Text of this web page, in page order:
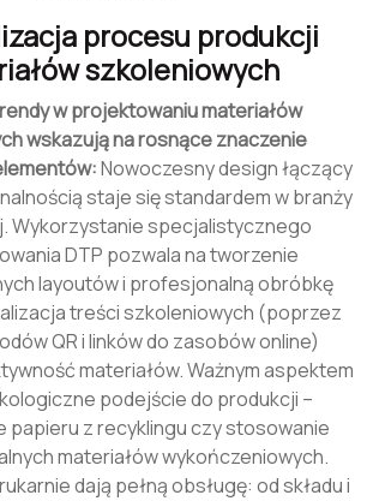
procesu produkcji
szkoleniowych
w projektowaniu materiałów
wskazują na rosnące znaczenie
Nowoczesny design łączący
staje się standardem w branży
Wykorzystanie specjalistycznego
DTP pozwala na tworzenie
layoutów i profesjonalną obróbkę
treści szkoleniowych (poprzez
QR i linków do zasobów online)
materiałów. Ważnym aspektem
podejście do produkcji –
papieru z recyklingu czy stosowanie
materiałów wykończeniowych.
dają pełną obsługę: od składu i